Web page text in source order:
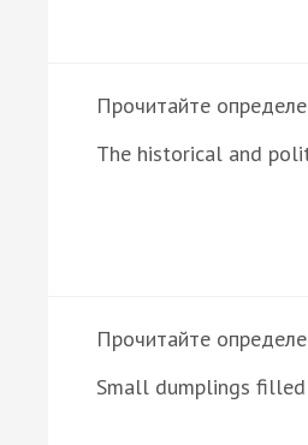
Прочитайте
The historical and
Прочитайте
Small dumplings